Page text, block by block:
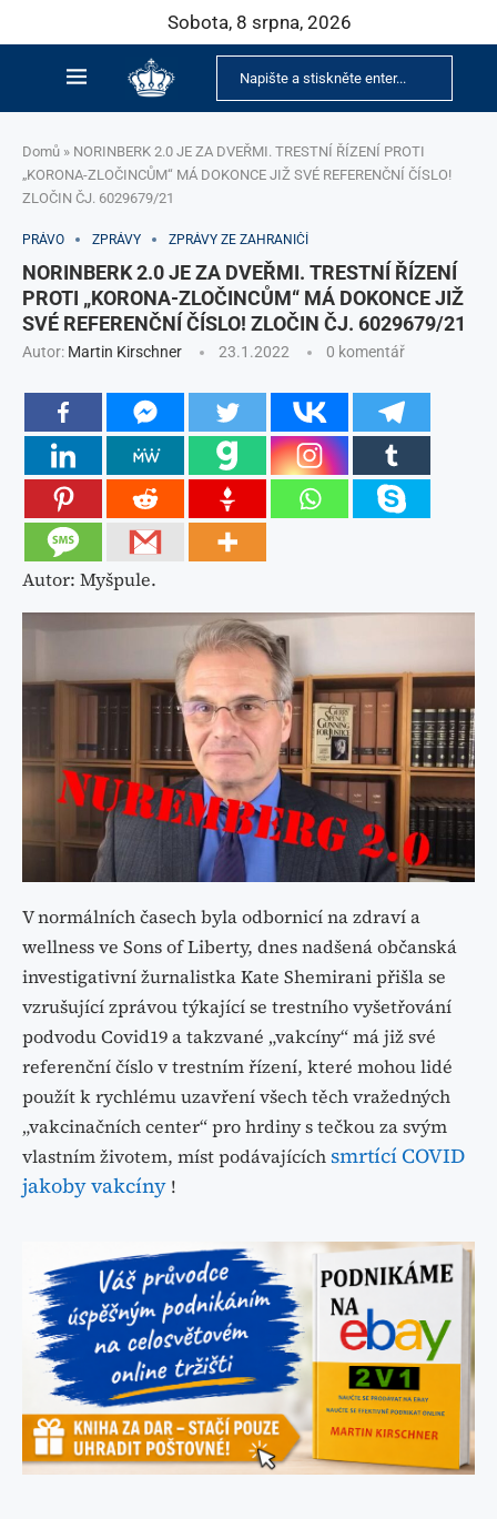
Sobota, 8 srpna, 2026
Domů » NORINBERK 2.0 JE ZA DVEŘMI. TRESTNÍ ŘÍZENÍ PROTI
„KORONA-ZLOČINCŮM“ MÁ DOKONCE JIŽ SVÉ REFERENČNÍ ČÍSLO!
ZLOČIN ČJ. 6029679/21
PRÁVO ZPRÁVY ZPRÁVY ZE ZAHRANIČÍ
NORINBERK 2.0 JE ZA DVEŘMI. TRESTNÍ ŘÍZENÍ
PROTI „KORONA-ZLOČINCŮM“ MÁ DOKONCE JIŽ
SVÉ REFERENČNÍ ČÍSLO! ZLOČIN ČJ. 6029679/21
Autor: Martin Kirschner 23.1.2022 0 komentář
Autor: Myšpule.
V normálních časech byla odbornicí na zdraví a
wellness ve Sons of Liberty, dnes nadšená občanská
investigativní žurnalistka Kate Shemirani přišla se
vzrušující zprávou týkající se trestního vyšetřování
podvodu Covid19 a takzvané „vakcíny“ má již své
referenční číslo v trestním řízení, které mohou lidé
použít k rychlému uzavření všech těch vražedných
„vakcinačních center“ pro hrdiny s tečkou za svým
vlastním životem, míst podávajícíchsmrtící COVID
jakoby vakcíny !